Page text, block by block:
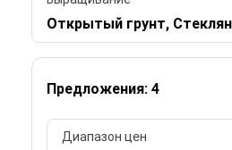
Открытый грунт,
Предложения: 4
Диапазон цен